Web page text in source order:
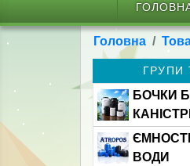
Головна
ГРУПИ
БОЧКИ
ВОДИ